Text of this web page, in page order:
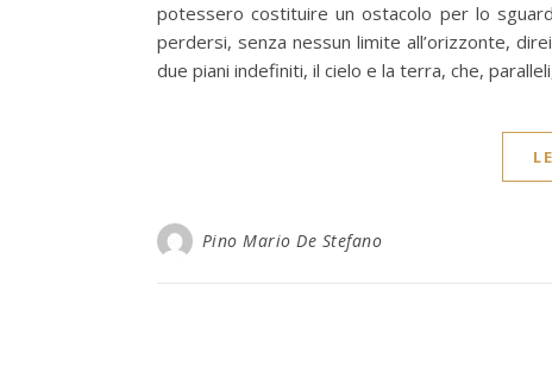
potessero costituire un ostacolo per lo
perdersi, senza nessun limite all’orizzonte,
due piani indefiniti, il cielo e la terra, che,
Pino Mario De Stefano